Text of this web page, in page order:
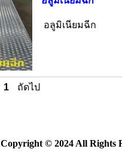
อลูมิเนียมฉีก
1 ถัดไป
Copyright © 2024 All Rights